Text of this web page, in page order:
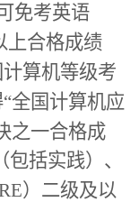
免考英语
上合格成绩
算机等级考
全国计算机应
之一合格成
括实践）、
）二级及以